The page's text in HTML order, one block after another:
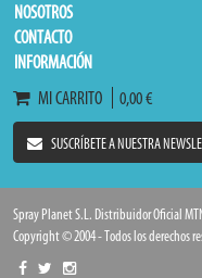
NOSOTROS
CONTACTO
INFORMACIÓN
MI CARRITO
0,00 €
SUSCRÍBETE A NUESTRA
Spray Planet S.L. Distribuidor Oficial
Copyright © 2004 - Todos los derechos